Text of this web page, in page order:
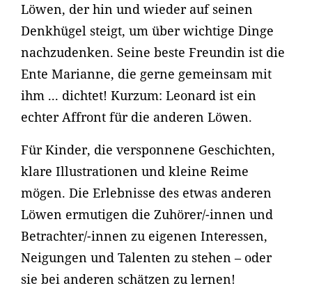
Löwen, der hin und wieder auf seinen
Denkhügel steigt, um über wichtige Dinge
nachzudenken. Seine beste Freundin ist die
Ente Marianne, die gerne gemeinsam mit
ihm ... dichtet! Kurzum: Leonard ist ein
echter Affront für die anderen Löwen.
Für Kinder, die versponnene Geschichten,
klare Illustrationen und kleine Reime
mögen. Die Erlebnisse des etwas anderen
Löwen ermutigen die Zuhörer/-innen und
Betrachter/-innen zu eigenen Interessen,
Neigungen und Talenten zu stehen – oder
sie bei anderen schätzen zu lernen!